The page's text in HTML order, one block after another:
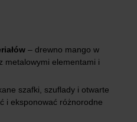
– drewno mango w
metalowymi elementami i
szafki, szuflady i otwarte
i eksponować różnorodne